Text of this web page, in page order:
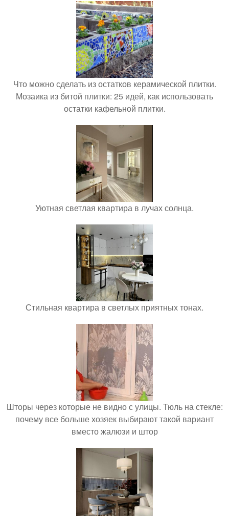
Что можно сделать из остатков керамической плитки.
Мозаика из битой плитки: 25 идей, как использовать
остатки кафельной плитки.
Уютная светлая квартира в лучах солнца.
Стильная квартира в светлых приятных тонах.
Шторы через которые не видно с улицы. Тюль на стекле:
почему все больше хозяек выбирают такой вариант
вместо жалюзи и штор